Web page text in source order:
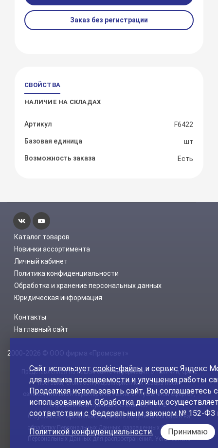
Заказ без регистрации
СВОЙСТВА
НАЛИЧИЕ НА СКЛАДАХ
Артикул F6422
Базовая единица шт
Возможность заказа Есть
Каталог товаров
Новинки ассортимента
Личный кабинет
Политика конфиденциальности
Обработка и хранение персональных данных
Юридическая информация
Контакты
На главный сайт
2000-2026 © ООО фирма «Промсвет»
Представленная на нашем сайте информация о наличии, сроке
поставки, стоимости, характеристиках товара носит
ознакомительный характер и не является публичной офертой,
определенной пунктом 2 статьи 437 ГК РФ.
С Субъектов персональных данных получены Согласия на
обработку Персональных Данных, разрешенных Субъектом
Персональных Данных для распространения. Установлено
Сайт используетcookie-файлы и сервис Яндекс
для анализа посещаемости и улучшения работы
Продолжая использовать сайт, Вы соглашаетесь
использованием. Обработка данных
соответствии с Федеральным законом № 152-ФЗ
Политикой конфиденциальности.
Принимаю